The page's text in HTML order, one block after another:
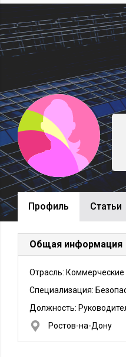
Профиль Cтатьи
Общая информация
Отрасль: Коммерческие
Специализация:
Должность:
Ростов-на-Дону